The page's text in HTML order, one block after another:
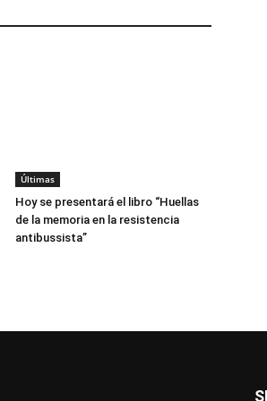
Últimas
Hoy se presentará el libro “Huellas
de la memoria en la resistencia
antibussista”